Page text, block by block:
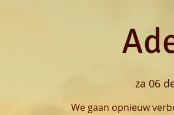
za 06
We gaan opnieuw